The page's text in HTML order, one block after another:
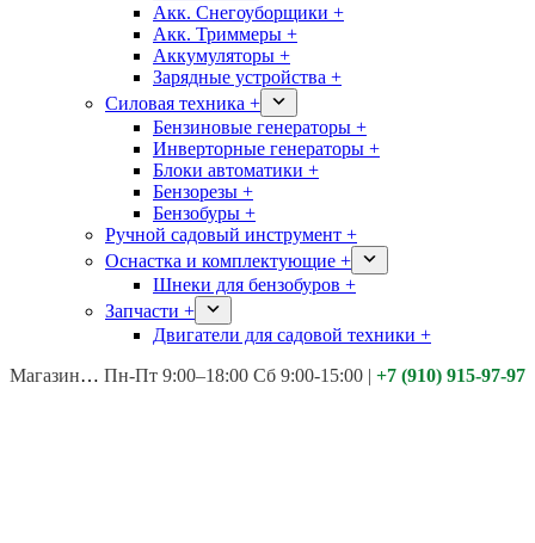
Акк. Снегоуборщики +
Акк. Триммеры +
Аккумуляторы +
Зарядные устройства +
Силовая техника +
Бензиновые генераторы +
Инверторные генераторы +
Блоки автоматики +
Бензорезы +
Бензобуры +
Ручной садовый инструмент +
Оснастка и комплектующие +
Шнеки для бензобуров +
Запчасти +
Двигатели для садовой техники +
Магазины: Калуга ул. Московская д.113
Пн-Пт 9:00–18:00 Сб 9:00-15:00 | +7 (910) 915-97-97